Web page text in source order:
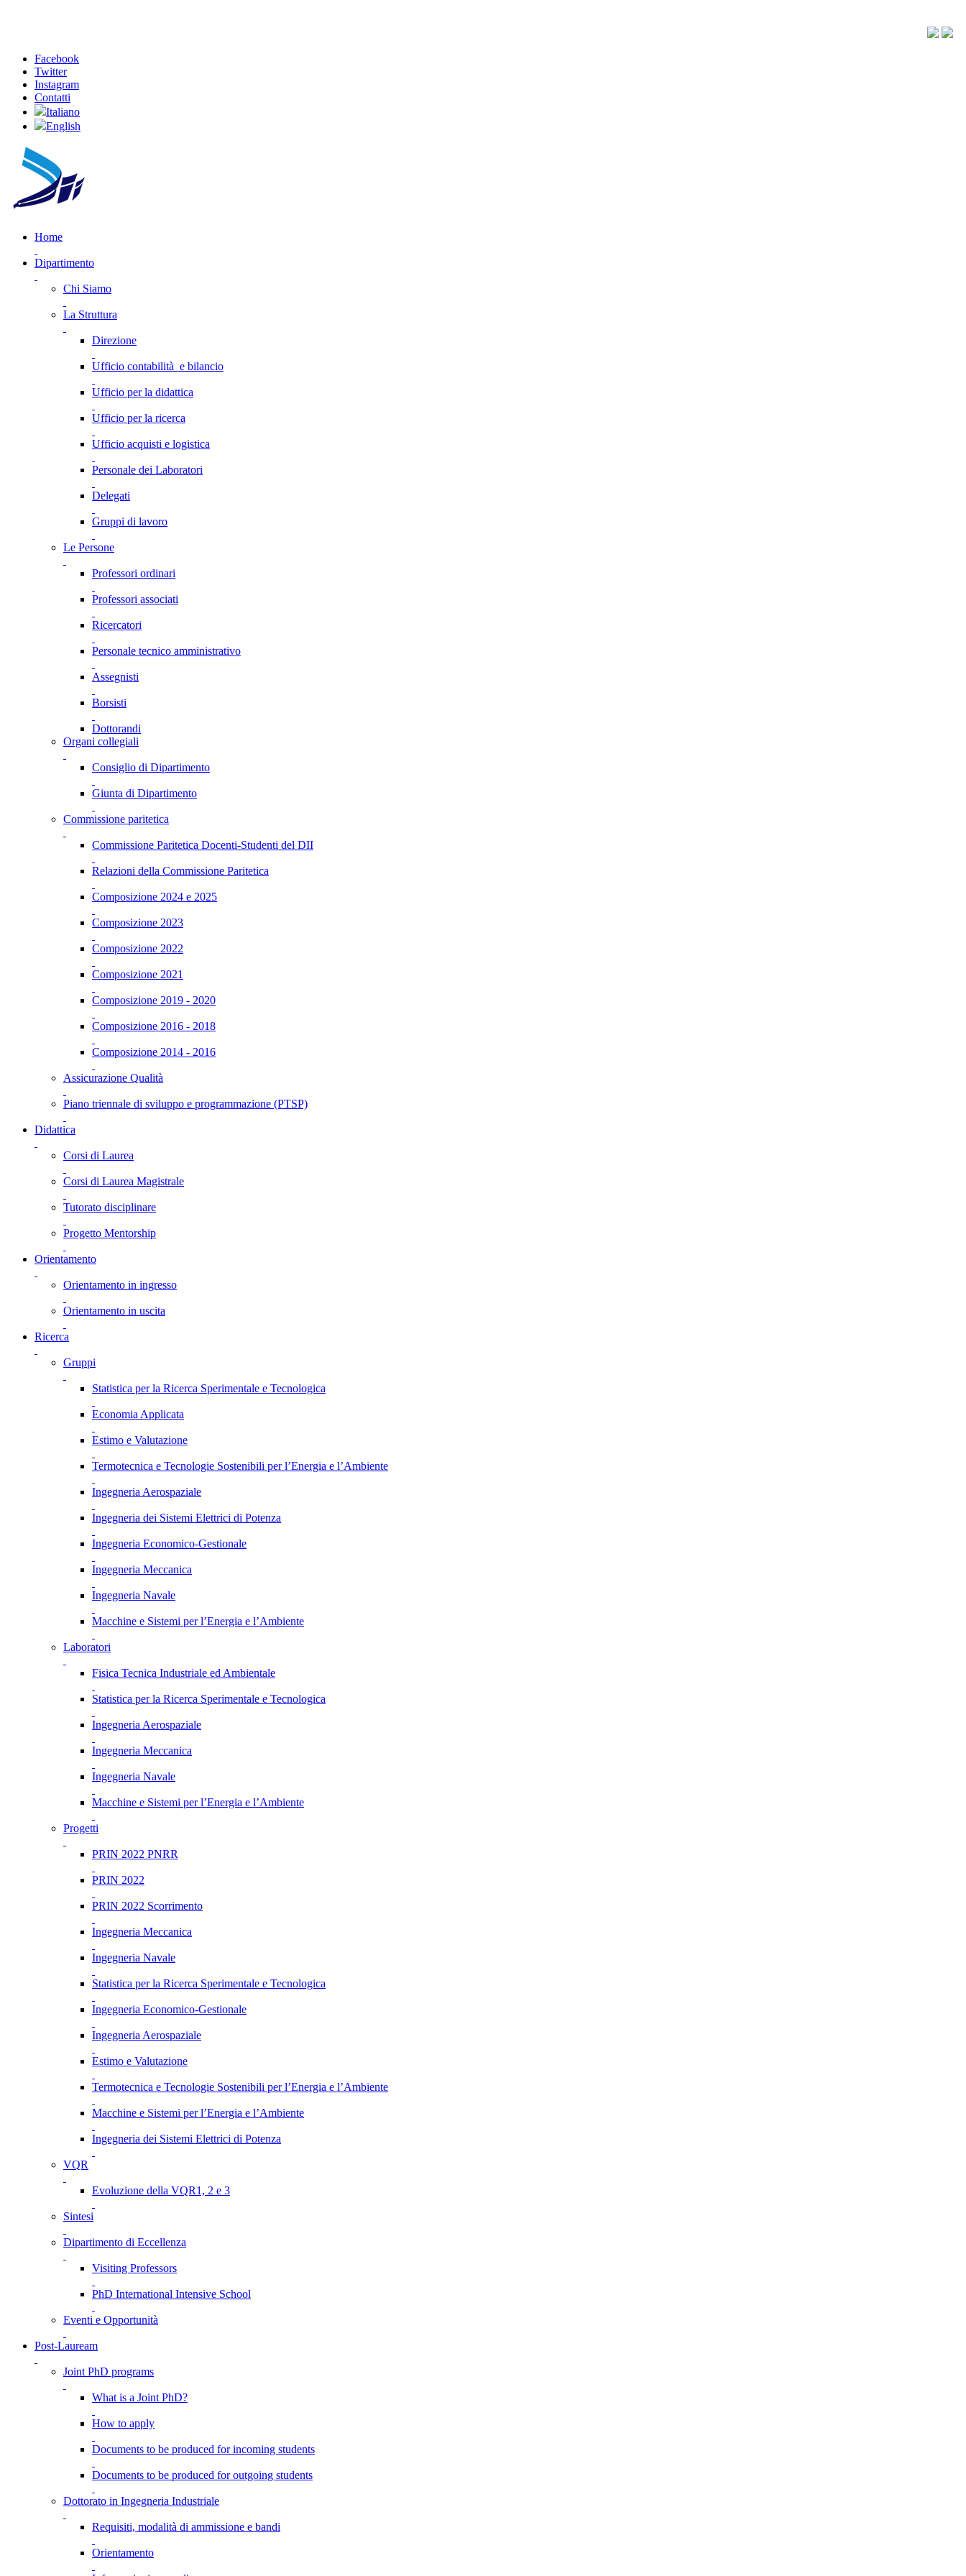
Facebook
Twitter
Instagram
Contatti
Italiano
English
Home
Dipartimento
Chi Siamo
La Struttura
Direzione
Ufficio contabilità e bilancio
Ufficio per la didattica
Ufficio per la ricerca
Ufficio acquisti e logistica
Personale dei Laboratori
Delegati
Gruppi di lavoro
Le Persone
Professori ordinari
Professori associati
Ricercatori
Personale tecnico amministrativo
Assegnisti
Borsisti
Dottorandi
Organi collegiali
Consiglio di Dipartimento
Giunta di Dipartimento
Commissione paritetica
Commissione Paritetica Docenti-Studenti del DII
Relazioni della Commissione Paritetica
Composizione 2024 e 2025
Composizione 2023
Composizione 2022
Composizione 2021
Composizione 2019 - 2020
Composizione 2016 - 2018
Composizione 2014 - 2016
Assicurazione Qualità
Piano triennale di sviluppo e programmazione (PTSP)
Didattica
Corsi di Laurea
Corsi di Laurea Magistrale
Tutorato disciplinare
Progetto Mentorship
Orientamento
Orientamento in ingresso
Orientamento in uscita
Ricerca
Gruppi
Statistica per la Ricerca Sperimentale e Tecnologica
Economia Applicata
Estimo e Valutazione
Termotecnica e Tecnologie Sostenibili per l’Energia e l’Ambiente
Ingegneria Aerospaziale
Ingegneria dei Sistemi Elettrici di Potenza
Ingegneria Economico-Gestionale
Ingegneria Meccanica
Ingegneria Navale
Macchine e Sistemi per l’Energia e l’Ambiente
Laboratori
Fisica Tecnica Industriale ed Ambientale
Statistica per la Ricerca Sperimentale e Tecnologica
Ingegneria Aerospaziale
Ingegneria Meccanica
Ingegneria Navale
Macchine e Sistemi per l’Energia e l’Ambiente
Progetti
PRIN 2022 PNRR
PRIN 2022
PRIN 2022 Scorrimento
Ingegneria Meccanica
Ingegneria Navale
Statistica per la Ricerca Sperimentale e Tecnologica
Ingegneria Economico-Gestionale
Ingegneria Aerospaziale
Estimo e Valutazione
Termotecnica e Tecnologie Sostenibili per l’Energia e l’Ambiente
Macchine e Sistemi per l’Energia e l’Ambiente
Ingegneria dei Sistemi Elettrici di Potenza
VQR
Evoluzione della VQR1, 2 e 3
Sintesi
Dipartimento di Eccellenza
Visiting Professors
PhD International Intensive School
Eventi e Opportunità
Post-Lauream
Joint PhD programs
What is a Joint PhD?
How to apply
Documents to be produced for incoming students
Documents to be produced for outgoing students
Dottorato in Ingegneria Industriale
Requisiti, modalità di ammissione e bandi
Orientamento